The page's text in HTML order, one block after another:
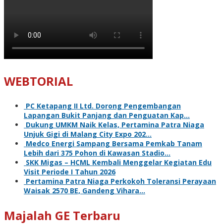
WEBTORIAL
PC Ketapang II Ltd. Dorong Pengembangan
Lapangan Bukit Panjang dan Penguatan Kap…
Dukung UMKM Naik Kelas, Pertamina Patra Niaga
Unjuk Gigi di Malang City Expo 202…
Medco Energi Sampang Bersama Pemkab Tanam
Lebih dari 375 Pohon di Kawasan Stadio…
SKK Migas – HCML Kembali Menggelar Kegiatan Edu
Visit Periode I Tahun 2026
Pertamina Patra Niaga Perkokoh Toleransi Perayaan
Waisak 2570 BE, Gandeng Vihara…
Majalah GE Terbaru